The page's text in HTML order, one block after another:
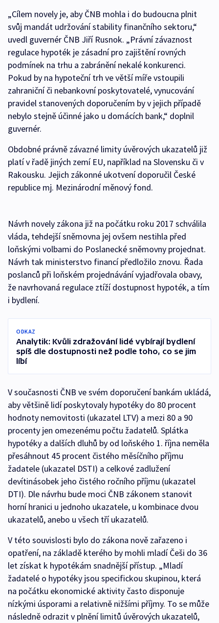
„Cílem novely je, aby ČNB mohla i do budoucna plnit
svůj mandát udržování stability finančního sektoru,“
uvedl guvernér ČNB Jiří Rusnok. „Právní závaznost
regulace hypoték je zásadní pro zajištění rovných
podmínek na trhu a zabránění nekalé konkurenci.
Pokud by na hypoteční trh ve větší míře vstoupili
zahraniční či nebankovní poskytovatelé, vynucování
pravidel stanovených doporučením by v jejich případě
nebylo stejně účinné jako u domácích bank,“ doplnil
guvernér.
Obdobné právně závazné limity úvěrových ukazatelů již
platí v řadě jiných zemí EU, například na Slovensku či v
Rakousku. Jejich zákonné ukotvení doporučil České
republice mj. Mezinárodní měnový fond.
Návrh novely zákona již na počátku roku 2017 schválila
vláda, tehdejší sněmovna jej ovšem nestihla před
loňskými volbami do Poslanecké sněmovny projednat.
Návrh tak ministerstvo financí předložilo znovu. Řada
poslanců při loňském projednávání vyjadřovala obavy,
že navrhovaná regulace ztíží dostupnost hypoték, a tím
i bydlení.
ODKAZ
Analytik: Kvůli zdražování lidé vybírají bydlení
spíš dle dostupnosti než podle toho, co se jim
líbí
V současnosti ČNB ve svém doporučení bankám ukládá,
aby většině lidí poskytovaly hypotéky do 80 procent
hodnoty nemovitosti (ukazatel LTV) a mezi 80 a 90
procenty jen omezenému počtu žadatelů. Splátka
hypotéky a dalších dluhů by od loňského 1. října neměla
přesáhnout 45 procent čistého měsíčního příjmu
žadatele (ukazatel DSTI) a celkové zadlužení
devítinásobek jeho čistého ročního příjmu (ukazatel
DTI). Dle návrhu bude moci ČNB zákonem stanovit
horní hranici u jednoho ukazatele, u kombinace dvou
ukazatelů, anebo u všech tří ukazatelů.
V této souvislosti bylo do zákona nově zařazeno i
opatření, na základě kterého by mohli mladí Češi do 36
let získat k hypotékám snadnější přístup. „Mladí
žadatelé o hypotéky jsou specifickou skupinou, která
na počátku ekonomické aktivity často disponuje
nízkými úsporami a relativně nižšími příjmy. To se může
následně odrazit v plnění limitů úvěrových ukazatelů,